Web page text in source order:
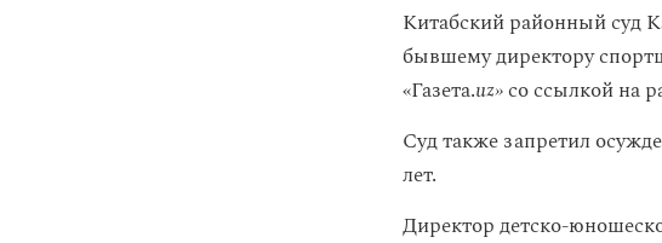
Китабский районный суд
бывшему директору
«Газета.uz»со ссылкой на
Суд также запретил
лет.
Директор детско-